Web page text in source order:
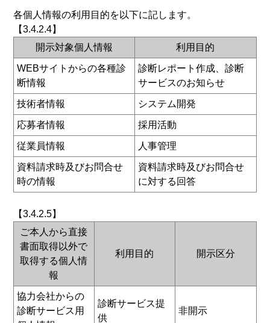
各個人情報の利用目的を以下に記します。
【3.4.2.4】
開示対象個人情報
利用目的
WEBサイトからの各種診
断情報
診断レポート作成、診断
サービスのお知らせ
技術者情報 システム開発
応募者情報 採用活動
従業員情報 人事管理
資料請求時及びお問合せ
時の情報
資料請求時及びお問合せ
に対する回答
【3.4.2.5】
ご本人から直接
書面取得以外で
取得する個人情
報
利用目的 開示区分
協力会社からの
診断サービス用
診断サービス提
供
非開示